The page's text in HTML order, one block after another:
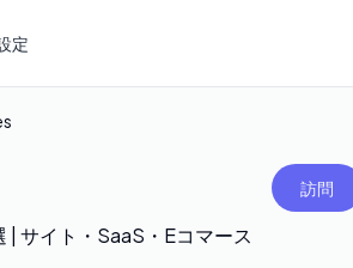
定
訪問
サイト・SaaS・Eコマース